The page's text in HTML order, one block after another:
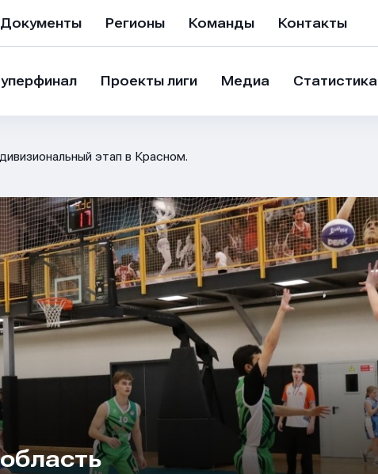
Документы Регионы Команды Контакты
Проекты лиги Медиа Статистика
этап в Красном.